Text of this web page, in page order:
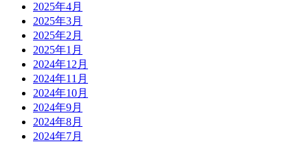
2025年4月
2025年3月
2025年2月
2025年1月
2024年12月
2024年11月
2024年10月
2024年9月
2024年8月
2024年7月